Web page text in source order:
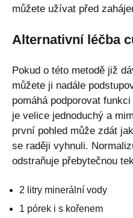
můžete užívat před
Alternativní léčba
Pokud o této metodě již
můžete ji nadále
pomáhá podporovat
je velice jednoduchý a
první pohled může zdát
se raději vyhnuli.
odstraňuje přebytečnou
2 litry minerální vody
1 pórek i s kořenem